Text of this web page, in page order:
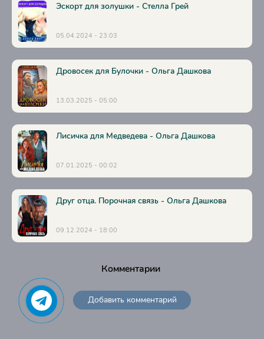
Эскорт для золушки - Стелла Грей
05.04.2024 - 23:03
Дровосек для Булочки - Ольга Дашкова
13.03.2025 - 05:00
Лисичка для Медведева - Ольга Дашкова
07.01.2025 - 00:02
Друг отца. Порочная связь - Ольга Дашкова
09.12.2024 - 18:00
Комментарии
Добавить комментарий